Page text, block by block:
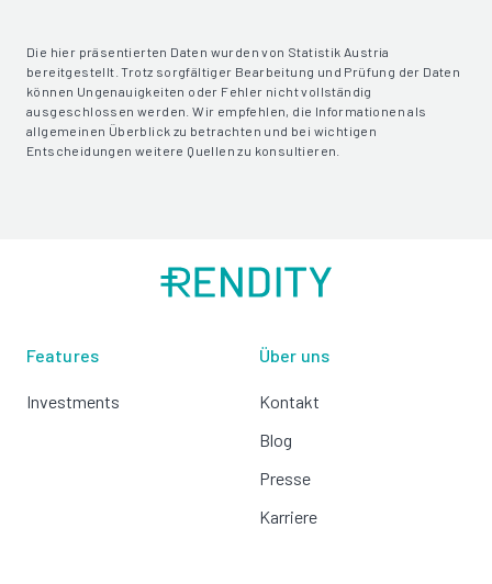
Die hier präsentierten Daten wurden von Statistik Austria
bereitgestellt. Trotz sorgfältiger Bearbeitung und Prüfung der Daten
können Ungenauigkeiten oder Fehler nicht vollständig
ausgeschlossen werden. Wir empfehlen, die Informationen als
allgemeinen Überblick zu betrachten und bei wichtigen
Entscheidungen weitere Quellen zu konsultieren.
Features
Investments
Über uns
Kontakt
Blog
Presse
Karriere